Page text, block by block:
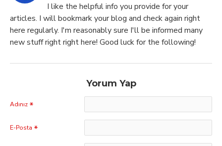
I like the helpful info you provide for your
articles. I will bookmark your blog and check again right
here regularly. I'm reasonably sure I'll be informed many
new stuff right right here! Good luck for the following!
Yorum Yap
Adınız
E-Posta